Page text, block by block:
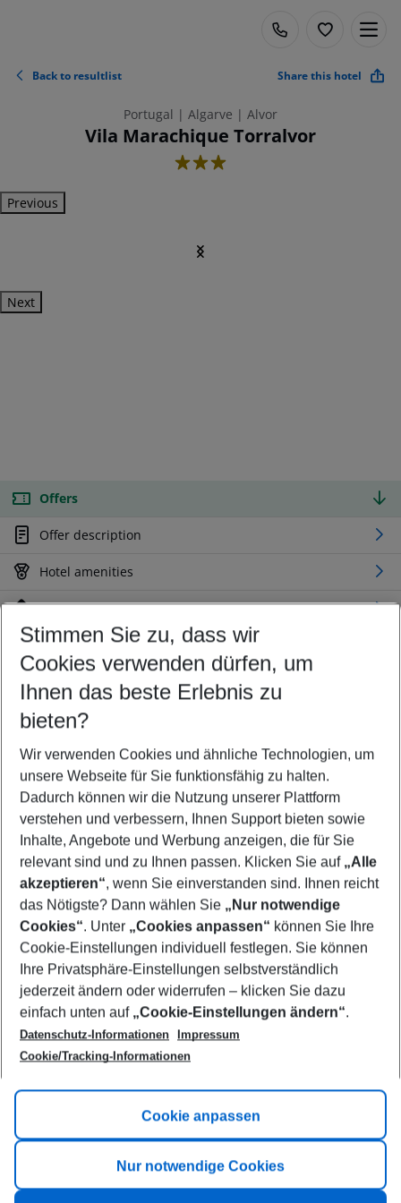
Back to resultlist Share this hotel
Portugal | Algarve | Alvor
Vila Marachique Torralvor
3
Previous
Next
Offers
Offer description
Hotel amenities
Location
Customize your offer
Find the perfect deal which suits your best
Your departure airport
Any airport
Select your date range
10/08/26–08/08/27 5-8 nights
Who will travel
2 adults No children
Show more filter
Footer
Footer navigation
Title A
Link A
Stimmen Sie zu, dass wir
Cookies verwenden dürfen, um
Ihnen das beste Erlebnis zu
bieten?
Wir verwenden Cookies und ähnliche Technologien, um
unsere Webseite für Sie funktionsfähig zu halten.
Dadurch können wir die Nutzung unserer Plattform
verstehen und verbessern, Ihnen Support bieten sowie
Inhalte, Angebote und Werbung anzeigen, die für Sie
relevant sind und zu Ihnen passen. Klicken Sie auf „Alle
akzeptieren“, wenn Sie einverstanden sind. Ihnen reicht
das Nötigste? Dann wählen Sie „Nur notwendige
Cookies“. Unter „Cookies anpassen“ können Sie Ihre
Cookie-Einstellungen individuell festlegen. Sie können
Ihre Privatsphäre-Einstellungen selbstverständlich
jederzeit ändern oder widerrufen – klicken Sie dazu
einfach unten auf „Cookie-Einstellungen ändern“.
Datenschutz-Informationen
Impressum
Cookie/Tracking-Informationen
Cookie anpassen
Nur notwendige Cookies